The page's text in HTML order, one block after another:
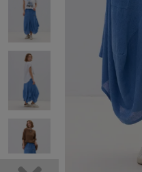
DO KOSZYKA